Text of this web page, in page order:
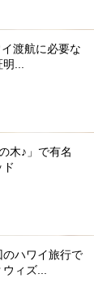
渡航に必要な
...
木♪」で有名
のハワイ旅行で
ィズ...